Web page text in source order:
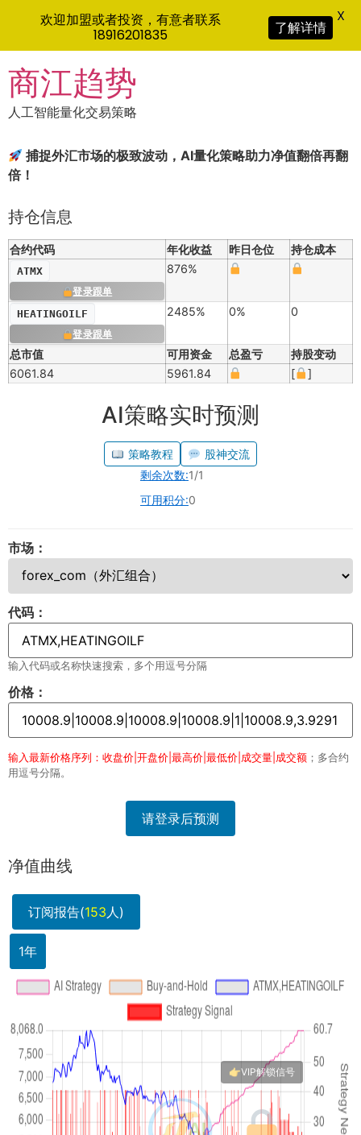
to
content
商江趋势
人工智能量化交易策略
捕捉外汇市场的极致波动，AI量化策略助力净值翻倍再翻
倍！
持仓信息
合约代码 年化收益 昨日仓位 持仓成本
ATMX
登录跟单
876%
HEATINGOILF
登录跟单
2485% 0% 0
总市值 可用资金 总盈亏
持股变动
6061.84
5961.84 [ ]
AI策略实时预测
策略教程
股神交流
剩余次数:1/1
可用积分:0
市场：
代码：
输入代码或名称快速搜索，多个用逗号分隔
价格：
输入最新价格序列：收盘价|开盘价|最高价|最低价|成交量|成交额 ；多合约
用逗号分隔。
请登录后预测
净值曲线
订阅报告(153人)
1年
欢迎加盟或者投资，有意者联系
18916201835
了解详情
X